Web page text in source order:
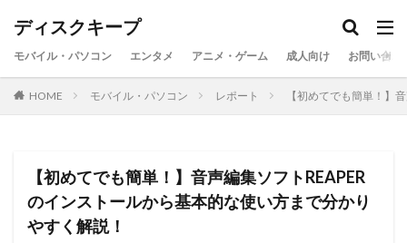
ディスクキープ
モバイル・パソコン エンタメ アニメ・ゲーム 成人向け お問い合わ
HOME モバイル・パソコン レポート 【初めてでも簡単！】
【初めてでも簡単！】音声編集ソフトREAPER
のインストールから基本的な使い方まで分かり
やすく解説！